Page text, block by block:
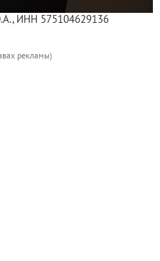
ИНН 575104629136
рекламы)